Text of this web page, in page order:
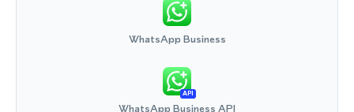
WhatsApp Business
API
WhatsApp Business API